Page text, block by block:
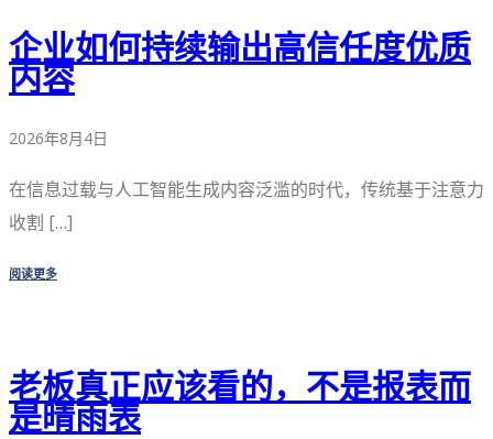
企业如何持续输出高信任度优质
内容
2026年8月4日
在信息过载与人工智能生成内容泛滥的时代，传统基于注意力
收割 […]
阅读更多
老板真正应该看的，不是报表而
是晴雨表